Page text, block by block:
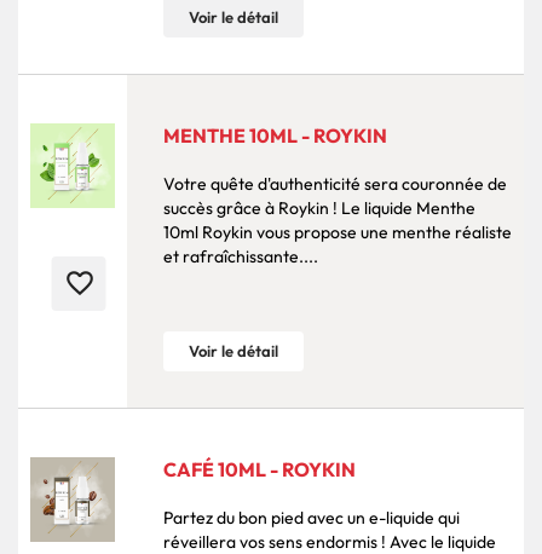
Voir le détail
favorite_border
MENTHE 10ML - ROYKIN
Votre quête d'authenticité sera couronnée de
succès grâce à Roykin ! Le liquide Menthe
10ml Roykin vous propose une menthe réaliste
et rafraîchissante....
Voir le détail
CAFÉ 10ML - ROYKIN
Partez du bon pied avec un e-liquide qui
réveillera vos sens endormis ! Avec le liquide